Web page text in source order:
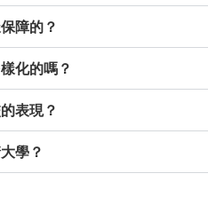
障的？
化的嗎？
表現？
學？